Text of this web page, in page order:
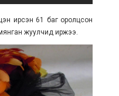
ирсэн 61 баг оролцсон
жуулчид иржээ.